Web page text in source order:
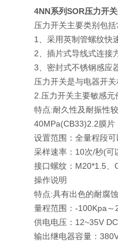
4NN系列SOR压力开
压力开关主要类别包
1、采用英制管螺纹快
2、插片式导线式连接
3、密封式不锈钢感应
压力开关是与电器开
2.压力开关主要敏感元
特点:耐久性及耐振性
40MPa(CB33)2.2膜片
设置范围：全量程段
采样速率：10次/秒(可
接口螺纹：M20*1.5、
操作说明
特点:具有出色的耐腐
量程范围：-100Kpa～
供电电压：12~35V
输出继电器容量：